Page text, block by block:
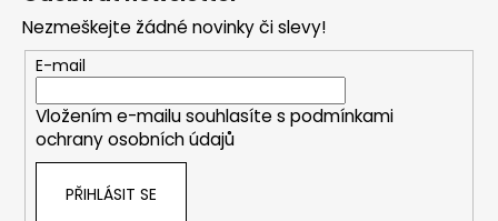
Nezmeškejte žádné novinky či slevy!
E-mail
Vložením e-mailu souhlasíte s podmínkami
ochrany osobních údajů
PŘIHLÁSIT SE